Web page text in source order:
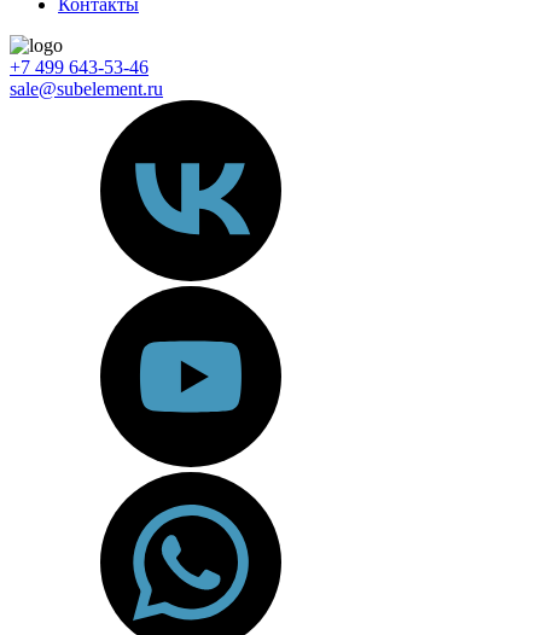
+7 499 643-53-46
sale@subelement.ru